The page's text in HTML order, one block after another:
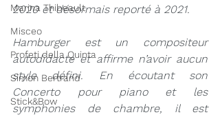
Marina Thibeault
Misceo
Profeti della Quinta
Simon Bertrand
Stick&Bow
2020 et désormais reporté à 2021.
Hamburger est un compositeur
autodidacte et affirme n’avoir aucun
style défini. En écoutant son
Concerto pour piano et les
symphonies de chambre, il est